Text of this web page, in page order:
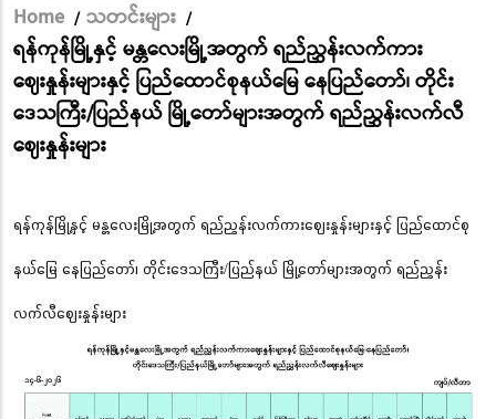
Breadcrumb
Home / သတင်းများ /
ရန်ကုန်မြို့နှင့် မန္တလေးမြို့အတွက် ရည်ညွှန်းလက်ကား
ဈေးနှုန်းများနှင့် ပြည်ထောင်စုနယ်မြေ နေပြည်တော်၊ တိုင်း
ဒေသကြီး/ပြည်နယ် မြို့တော်များအတွက် ရည်ညွှန်းလက်လီ
ဈေးနှုန်းများ
ရန်ကုန်မြို့နှင့် မန္တလေးမြို့အတွက် ရည်ညွှန်းလက်ကားဈေးနှုန်းများနှင့် ပြည်ထောင်စု
နယ်မြေ နေပြည်တော်၊ တိုင်းဒေသကြီး/ပြည်နယ် မြို့တော်များအတွက် ရည်ညွှန်း
လက်လီဈေးနှုန်းများ